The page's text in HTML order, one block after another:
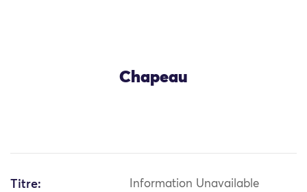
Chapeau
Titre: Information Unavailable